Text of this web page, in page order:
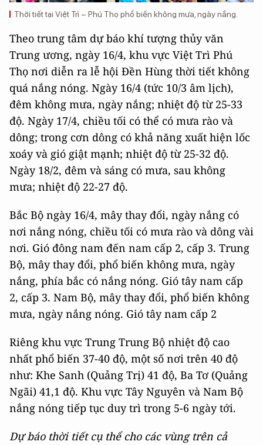
Thời tiết tại Việt Trì – Phú Thọ phổ biến không mưa, ngày nắng.
Theo trung tâm dự báo khí tượng thủy văn
Trung ương, ngày 16/4, khu vực Việt Trì Phú
Thọ nơi diễn ra lễ hội Đền Hùng thời tiết không
quá nắng nóng. Ngày 16/4 (tức 10/3 âm lịch),
đêm không mưa, ngày nắng; nhiệt độ từ 25-33
độ. Ngày 17/4, chiều tối có thể có mưa rào và
dông; trong cơn dông có khả năng xuất hiện lốc
xoáy và gió giật mạnh; nhiệt độ từ 25-32 độ.
Ngày 18/2, đêm và sáng có mưa, sau không
mưa; nhiệt độ 22-27 độ.
Bắc Bộ ngày 16/4, mây thay đổi, ngày nắng có
nơi nắng nóng, chiều tối có mưa rào và dông vài
nơi. Gió đông nam đến nam cấp 2, cấp 3. Trung
Bộ, mây thay đổi, phổ biến không mưa, ngày
nắng, phía bắc có nắng nóng. Gió tây nam cấp
2, cấp 3. Nam Bộ, mây thay đổi, phổ biến không
mưa, ngày nắng nóng. Gió tây nam cấp 2
Riêng khu vực Trung Trung Bộ nhiệt độ cao
nhất phổ biến 37-40 độ, một số nơi trên 40 độ
như: Khe Sanh (Quảng Trị) 41 độ, Ba Tơ (Quảng
Ngãi) 41,1 độ. Khu vực Tây Nguyên và Nam Bộ
nắng nóng tiếp tục duy trì trong 5-6 ngày tới.
Dự báo thời tiết cụ thể cho các vùng trên cả